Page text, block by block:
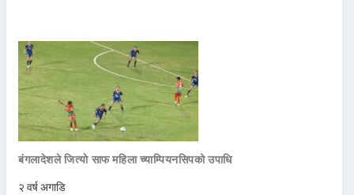
बंगलादेशले जित्याे साफ महिला च्याम्पियनसिपको उपाधि
२ वर्ष अगाडि